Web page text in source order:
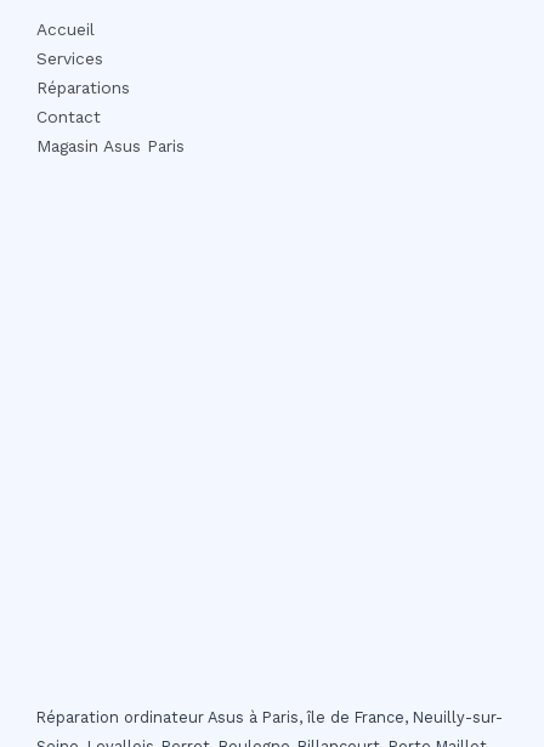
Accueil
Services
Réparations
Contact
Magasin Asus Paris
Réparation ordinateur Asus à Paris, île de France, Neuilly-sur-